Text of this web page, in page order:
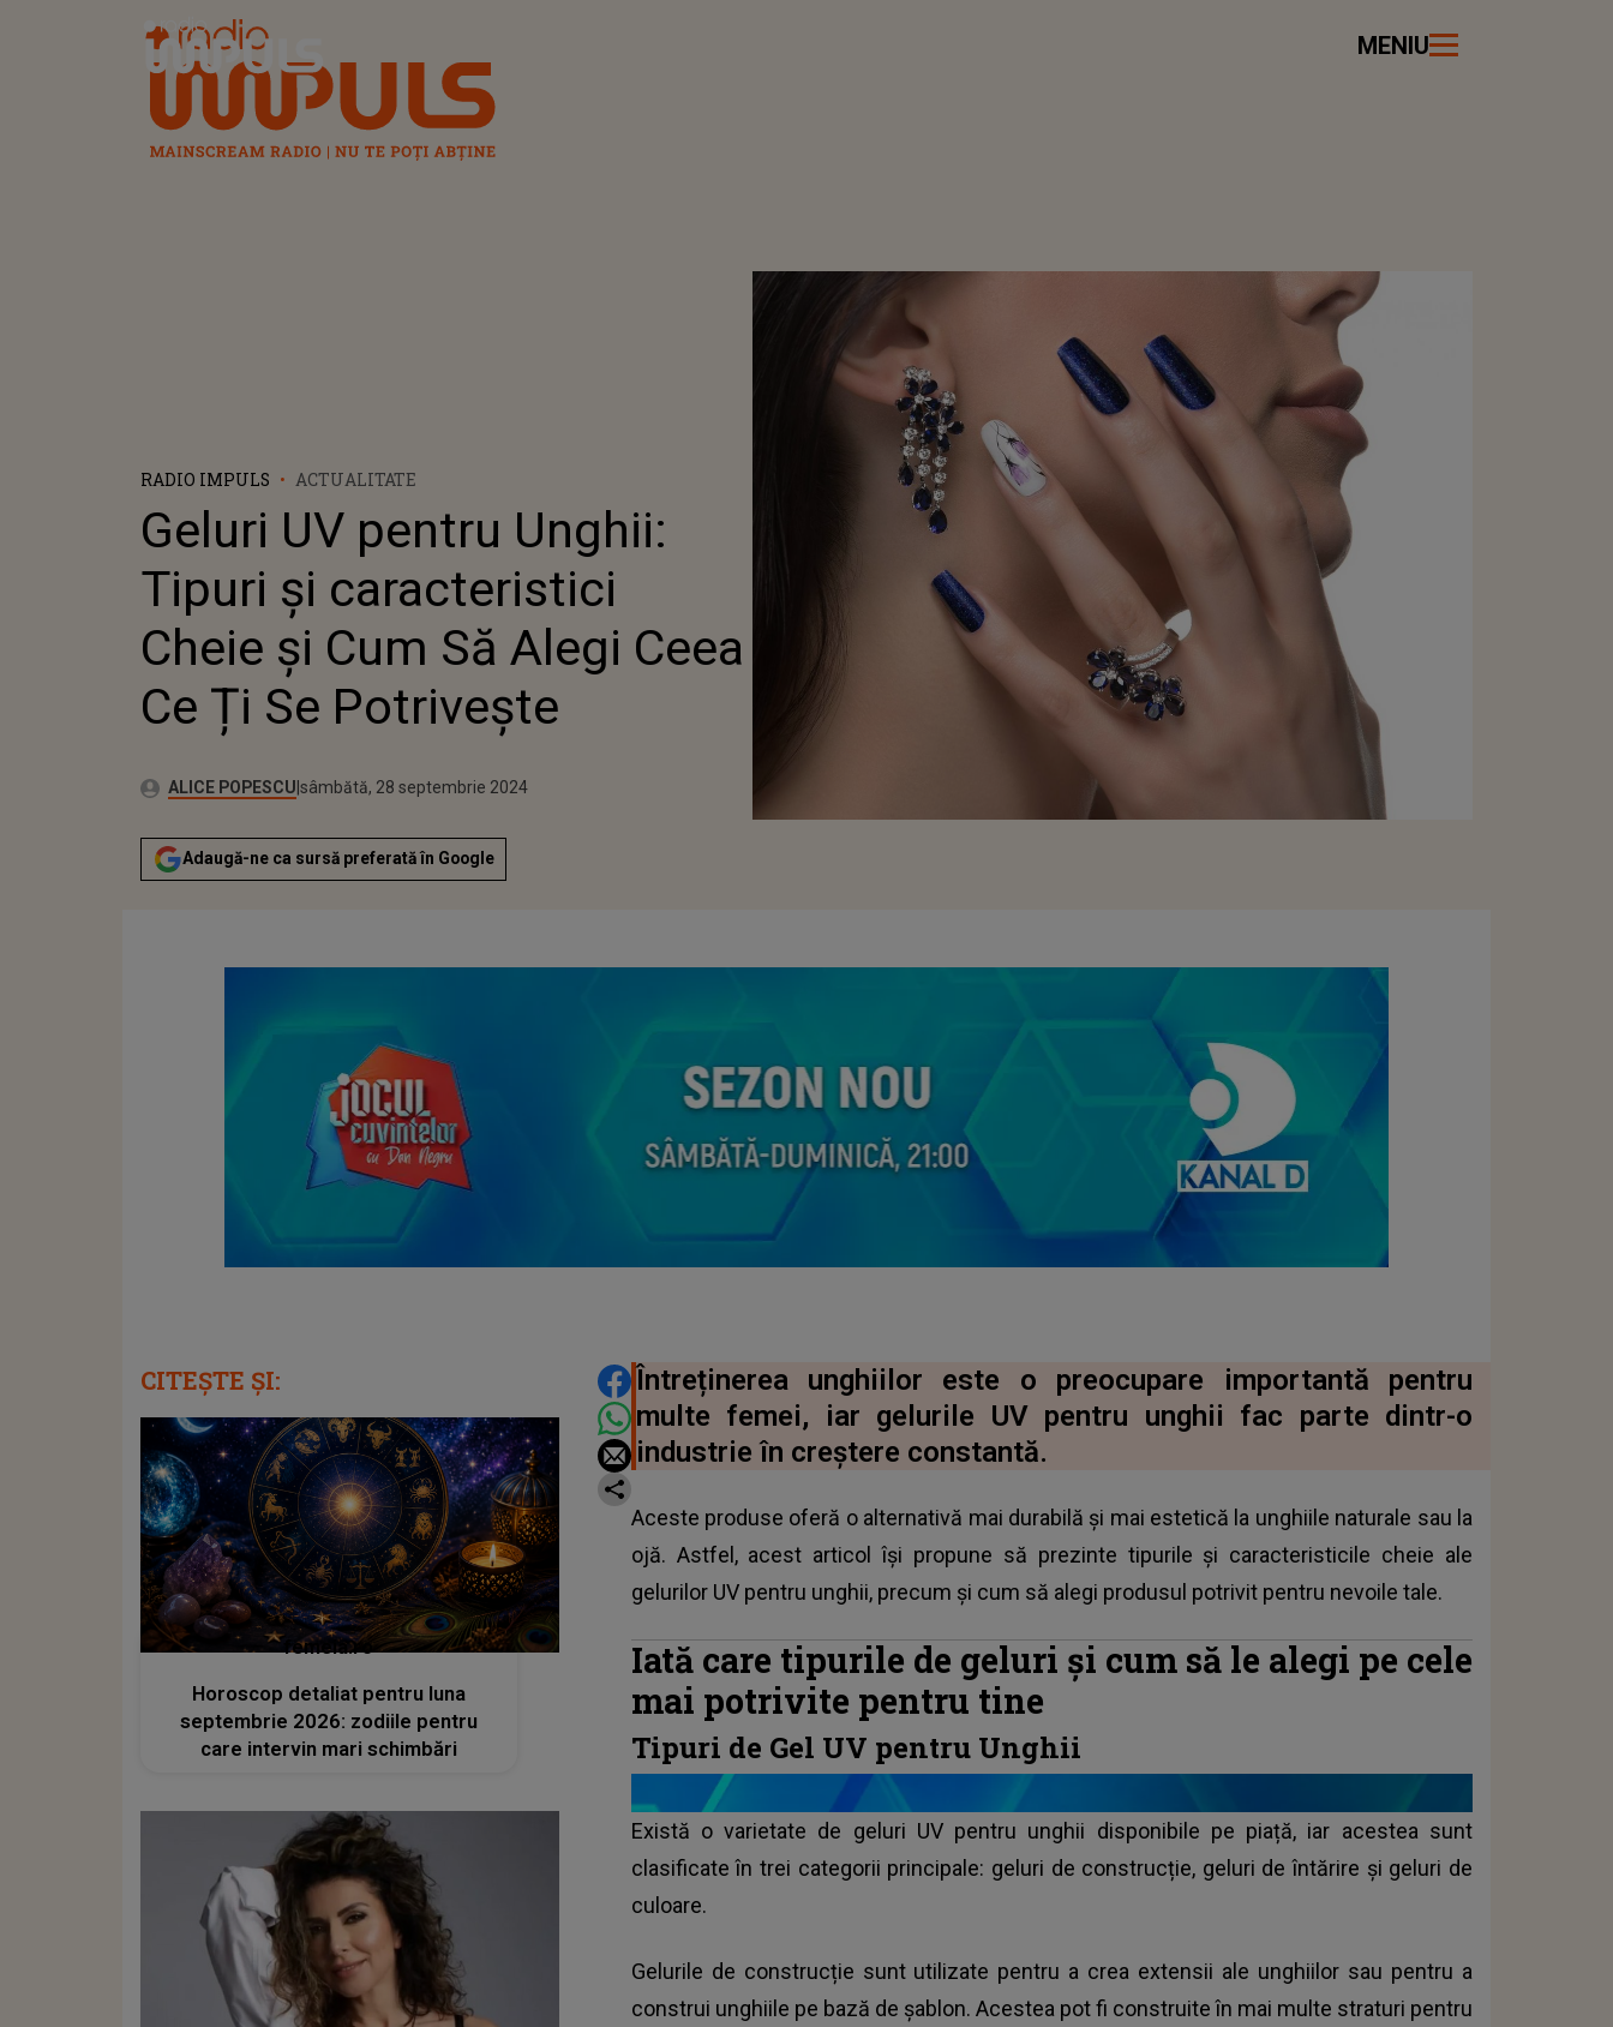
Radio Impuls MENIU
RADIO IMPULS ACTUALITATE
Geluri UV pentru Unghii:
Tipuri și caracteristici
Cheie și Cum Să Alegi Ceea
Ce Ți Se Potrivește
Autor:ALICE POPESCUPublicat:
joi, 28 septembrie 2023
Actualizat:
sâmbătă, 28 septembrie 2024
Adaugă-ne ca sursă preferată în Google
DISTRIBUIE ARTICOLUL
Întreținerea unghiilor este o preocupare importantă pentru
multe femei, iar gelurile UV pentru unghii fac parte dintr-o
industrie în creștere constantă.
Aceste produse oferă o alternativă mai durabilă și mai estetică la unghiile naturale sau la
ojă. Astfel, acest articol își propune să prezinte tipurile și caracteristicile cheie ale
gelurilor UV pentru unghii, precum și cum să alegi produsul potrivit pentru nevoile tale.
Iată care tipurile de geluri și cum să le alegi pe cele
mai potrivite pentru tine
Tipuri de Gel UV pentru Unghii
Există o varietate de geluri UV pentru unghii disponibile pe piață, iar acestea sunt
clasificate în trei categorii principale: geluri de construcție, geluri de întărire și geluri de
culoare.
Gelurile de construcție sunt utilizate pentru a crea extensii ale unghiilor sau pentru a
construi unghiile pe bază de șablon. Acestea pot fi construite în mai multe straturi pentru
CITEȘTE ȘI:
femeia.ro
Horoscop detaliat pentru luna
septembrie 2026: zodiile pentru
care intervin mari schimbări